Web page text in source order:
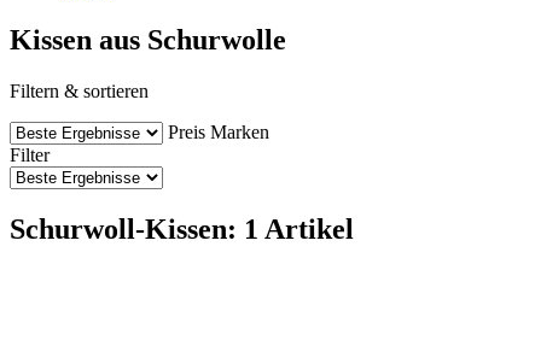
Kissen aus Schurwolle
Filtern & sortieren
Preis Marken
Filter
Schurwoll-Kissen: 1 Artikel